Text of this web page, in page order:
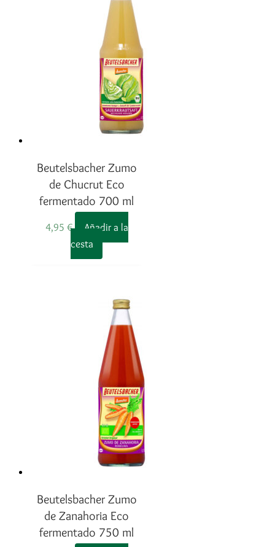
Beutelsbacher Zumo
de Chucrut Eco
fermentado 700 ml
4,95 €
Añadir a la
cesta
Beutelsbacher Zumo
de Zanahoria Eco
fermentado 750 ml